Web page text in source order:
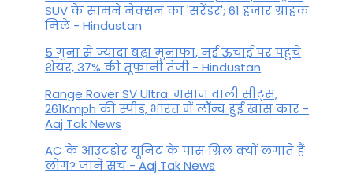
SUV के सामने नेक्सन का 'सरेंडर'; 61 हजार ग्राहक
मिले - Hindustan
5 गुना से ज्यादा बढ़ा मुनाफा, नई ऊंचाई पर पहुंचे
शेयर, 37% की तूफानी तेजी - Hindustan
Range Rover SV Ultra: मसाज वाली सीट्स,
261Kmph की स्पीड, भारत में लॉन्च हुई खास कार -
Aaj Tak News
AC के आउटडोर यूनिट के पास ग्रिल क्यों लगाते हैं
लोग? जाने सच - Aaj Tak News